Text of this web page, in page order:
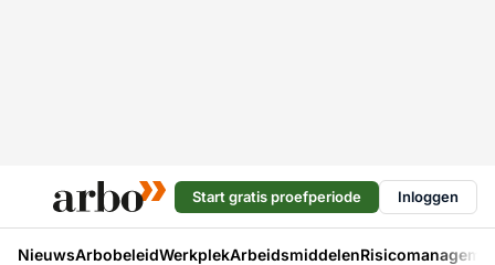
Start gratis proefperiode Inloggen
NieuwsArbobeleidWerkplekArbeidsmiddelen